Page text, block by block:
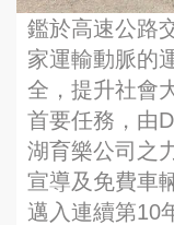
鑑於高速公路
家運輸動脈的
全，提升社會
首要任務，由
湖育樂公司之
宣導及免費車
邁入連續第10